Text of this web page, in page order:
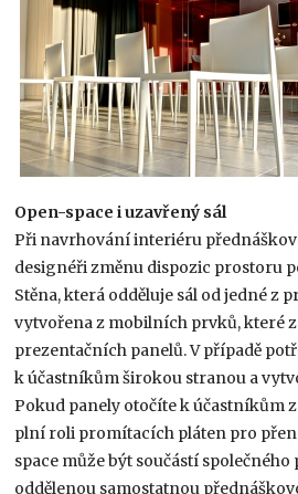
Open-space i uzavřený sál
Při navrhování interiéru
designéři změnu dispozic prostoru
Stěna, která odděluje sál od jedné z
vytvořena z mobilních prvků, které
prezentačních panelů. V případě
k účastníkům širokou stranou a
Pokud panely otočíte k účastníkům
plní roli promítacích pláten pro
space může být součástí
oddělenou samostatnou